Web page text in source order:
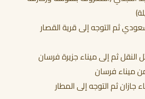
ثم التوجه إلى قرية القصار
النقل ثم إلى ميناء جزيرة فرسان
ميناء فرسان
جازان ثم التوجه إلى المطار